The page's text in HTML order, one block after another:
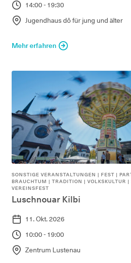
14:00 - 19:30
Jugendhaus dô für jung und älter
Mehr erfahren
SONSTIGE VERANSTALTUNGEN | FEST |
BRAUCHTUM | TRADITION | VOLKSKULTUR |
VEREINSFEST
Luschnouar Kilbi
11. Okt. 2026
10:00 - 19:00
Zentrum Lustenau